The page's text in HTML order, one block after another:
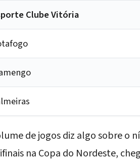
Clube Vitória
de jogos diz algo sobre o
na Copa do Nordeste,